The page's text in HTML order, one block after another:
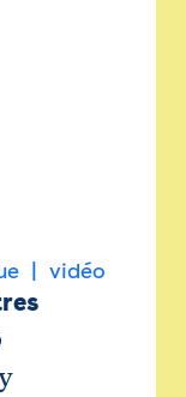
vidéo